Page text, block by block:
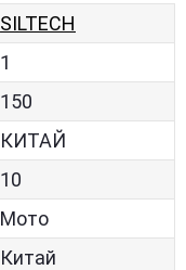
SILTECH
1
150
КИТАЙ
10
Мото
Китай